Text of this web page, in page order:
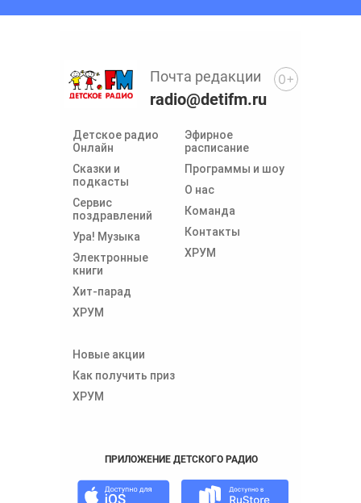
Детское радио
Онлайн
Сказки и
подкасты
Сервис
поздравлений
Ура! Музыка
Электронные
книги
Хит-парад
ХРУМ
Эфирное
расписание
Программы и шоу
О нас
Команда
Контакты
ХРУМ
Новые акции
Как получить приз
ХРУМ
Почта редакции
radio@detifm.ru
ПРИЛОЖЕНИЕ ДЕТСКОГО РАДИО
0+